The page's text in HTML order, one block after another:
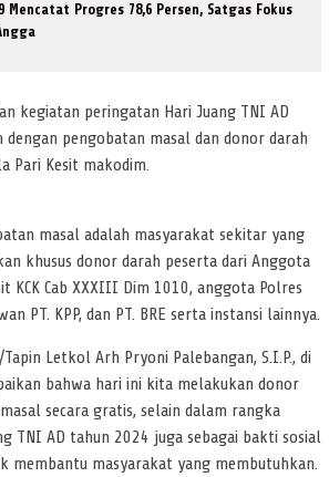
Mencatat Progres 78,6 Persen, Satgas Fokus
kegiatan peringatan Hari Juang TNI AD
pengobatan masal dan donor darah
Pari Kesit makodim.
masal adalah masyarakat sekitar yang
khusus donor darah peserta dari Anggota
KCK Cab XXXIII Dim 1010, anggota Polres
PT. KPP, dan PT. BRE serta instansi lainnya.
Letkol Arh Pryoni Palebangan, S.I.P., di
bahwa hari ini kita melakukan donor
secara gratis, selain dalam rangka
TNI AD tahun 2024 juga sebagai bakti sosial
membantu masyarakat yang membutuhkan.